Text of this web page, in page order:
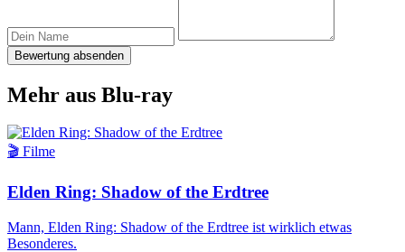
Bewertung absenden
Mehr aus Blu-ray
🎬 Filme
Elden Ring: Shadow of the Erdtree
Mann, Elden Ring: Shadow of the Erdtree ist wirklich etwas
Besonderes.